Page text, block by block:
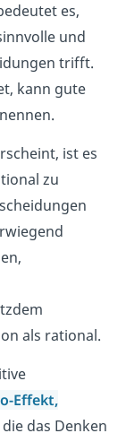
es,
und
trifft.
kann gute
ist es
zu
als rational.
Effekt,
die das Denken